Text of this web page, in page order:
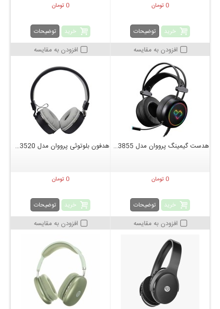
0 تومان
خرید توضیحات
افزودن به مقایسه
0 تومان
خرید توضیحات
افزودن به مقایسه
هدست گیمینگ پرووان مدل PHG3855
0 تومان
خرید توضیحات
افزودن به مقایسه
هدفون بلوتوثی پرووان مدل PHB3520
0 تومان
خرید توضیحات
افزودن به مقایسه